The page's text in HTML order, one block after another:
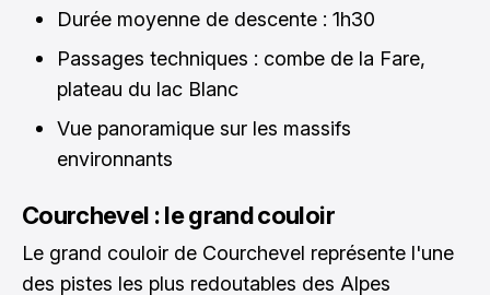
Durée moyenne de descente : 1h30
Passages techniques : combe de la Fare,
plateau du lac Blanc
Vue panoramique sur les massifs
environnants
Courchevel : le grand couloir
Le grand couloir de Courchevel représente l'une
des pistes les plus redoutables des Alpes